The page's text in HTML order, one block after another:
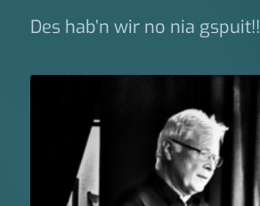
Des hab’n wir no nia gspuit!!